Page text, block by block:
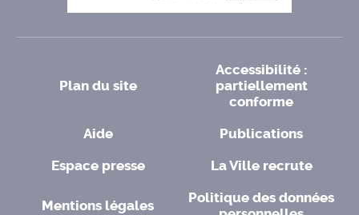
Plan du site
Accessibilité :
partiellement
conforme
Aide
Publications
Espace presse
La Ville recrute
Mentions légales
Politique des données